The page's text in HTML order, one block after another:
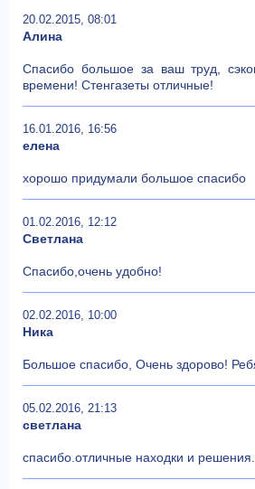
20.02.2015, 08:01
Алина
Спасибо большое за ваш труд,
времени! Стенгазеты отличные!
16.01.2016, 16:56
елена
хорошо придумали большое спасибо
01.02.2016, 12:12
Светлана
Спасибо,очень удобно!
02.02.2016, 10:00
Ника
Большое спасибо, Очень здорово!
05.02.2016, 21:13
светлана
спасибо.отличные находки и